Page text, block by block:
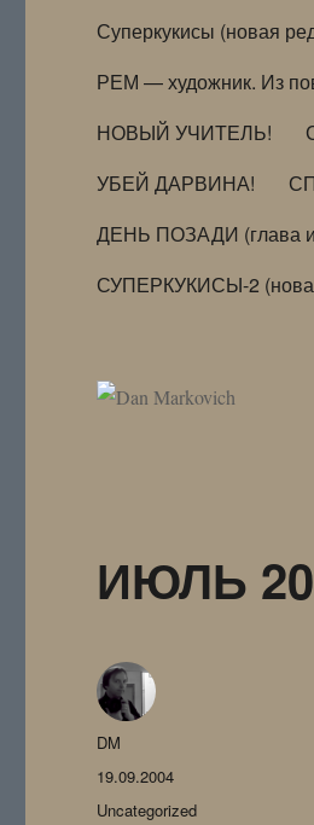
Суперкукисы (новая
РЕМ — художник. Из
НОВЫЙ УЧИТЕЛЬ!
УБЕЙ ДАРВИНА!
ДЕНЬ ПОЗАДИ (глава
СУПЕРКУКИСЫ-2
ИЮЛЬ
Автор
DM
Опубликовано
19.09.2004
Рубрики
Uncategorized